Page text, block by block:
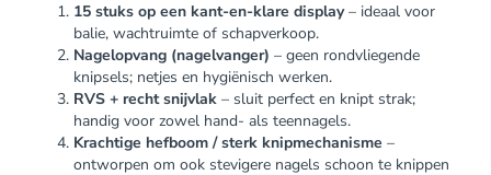
15 stuks op een kant-en-klare display– ideaal voor
balie, wachtruimte of schapverkoop.
Nagelopvang (nagelvanger) – geen rondvliegende
knipsels; netjes en hygiënisch werken.
RVS + recht snijvlak– sluit perfect en knipt strak;
handig voor zowel hand- als teennagels.
Krachtige hefboom / sterk knipmechanisme –
ontworpen om ook stevigere nagels schoon te knippen